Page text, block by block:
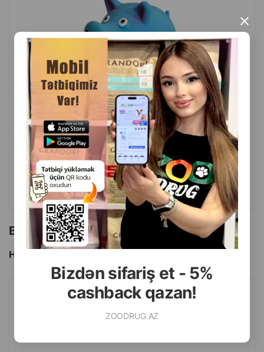
Bizdən sifariş et - 5%
cashback qazan!
ZOODRUG.AZ
×
Aktivliyi və ov instinktini stimullaşdırır.
Parlaq rəngi sayəsində ev heyvanının diqqətini cəlb edir.
İstehsalçı ölkə:Çin.
( Rəylər)
Çəki Qiymət
Almaq
1 ədəd
5.90
ALMAQ
Bu brendin başqa məhsulları
Hamısını Gör
PET WATER FOUNTAIN AVTOMATIK SUVARMA FƏVVARƏSI
HEYVANLAR ÜÇÜN. RƏNG: AĞ-BOZ. HƏCM: 2.5 LITR.